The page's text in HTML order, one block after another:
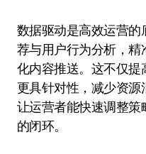
数据驱动是高效运营
荐与用户行为分析，
化内容推送。这不仅
更具针对性，减少资
让运营者能快速调整
的闭环。